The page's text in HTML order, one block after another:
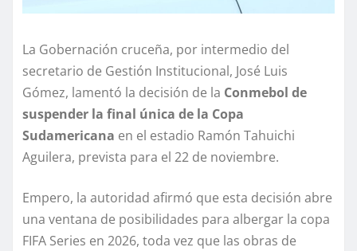
La Gobernación cruceña, por intermedio del
secretario de Gestión Institucional, José Luis
Gómez, lamentó la decisión de la Conmebol de
suspender la final única de la Copa
Sudamericana en el estadio Ramón Tahuichi
Aguilera, prevista para el 22 de noviembre.
Empero, la autoridad afirmó que esta decisión abre
una ventana de posibilidades para albergar la copa
FIFA Series en 2026, toda vez que las obras de